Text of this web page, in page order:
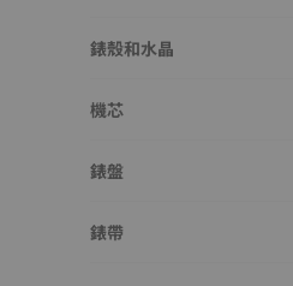
錶殼和水晶
機芯
錶盤
錶帶